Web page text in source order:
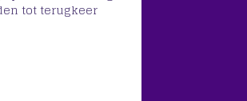
tot terugkeer